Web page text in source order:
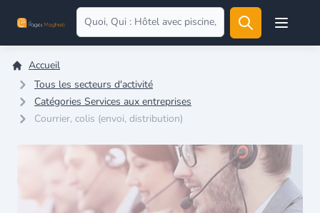
Open
Accueil
Tous les secteurs d'activité
Catégories Services aux entreprises
Courrier, colis (envoi, distribution)